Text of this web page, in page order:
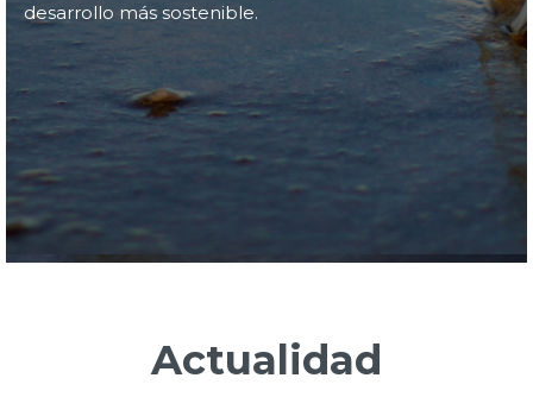
desarrollo más sostenible.
Actualidad